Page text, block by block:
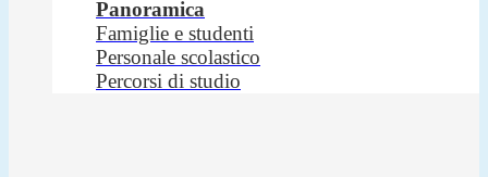
Panoramica
Famiglie e studenti
Personale scolastico
Percorsi di studio